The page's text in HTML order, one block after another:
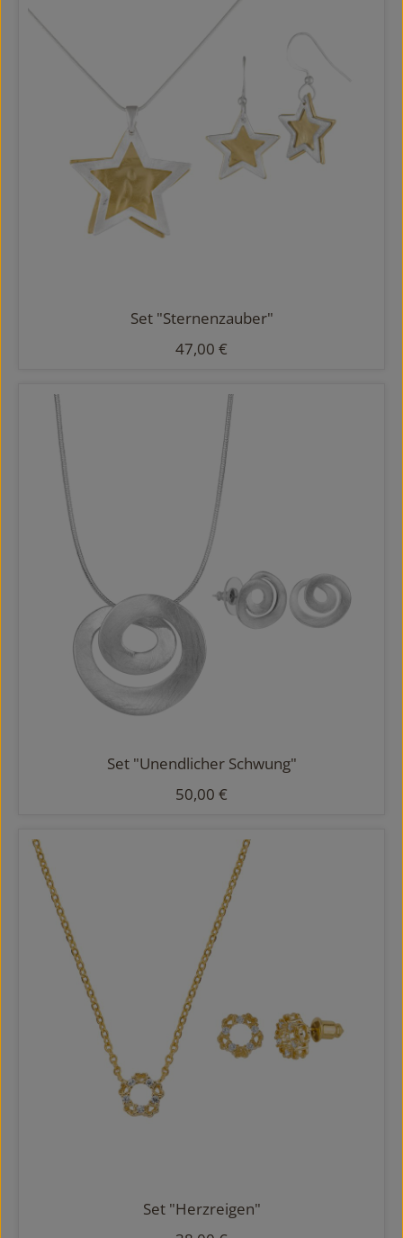
Set "Sternenzauber"
Regulärer Preis:
47,00 €
Set "Unendlicher Schwung"
Regulärer Preis:
50,00 €
Set "Herzreigen"